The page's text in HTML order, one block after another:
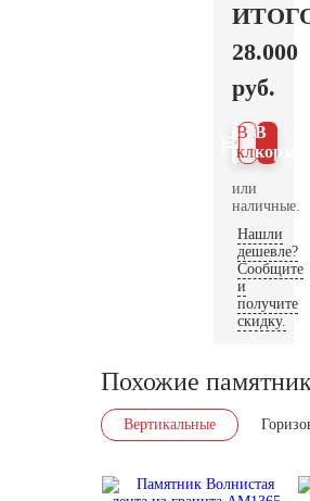
28.000
руб.
В
В 1
клик
или
наличные.
Нашли
дешевле?
Сообщите
и
получите
скидку.
Похожие
Вертикальные